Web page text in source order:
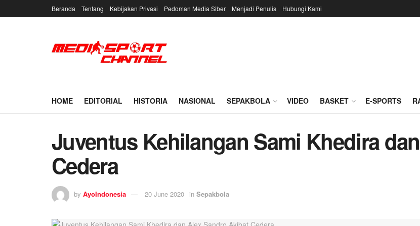
Beranda Tentang Kebijakan Privasi Pedoman Media Siber Menjadi Penulis Hubungi Kami
HOME EDITORIAL HISTORIA NASIONAL SEPAKBOLA VIDEO BASKET E-SPORTS
Juventus Kehilangan Sami Khedira
Cedera
by AyoIndonesia 20 June 2020 in Sepakbola